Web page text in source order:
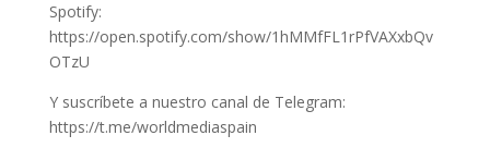
Spotify:
https://open.spotify.com/show/1hMMfFL1rPfVAXxbQv
OTzU
Y suscríbete a nuestro canal de Telegram:
https://t.me/worldmediaspain